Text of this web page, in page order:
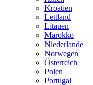
Kroatien
Lettland
Litauen
Marokko
Niederlande
Norwegen
Österreich
Polen
Portugal